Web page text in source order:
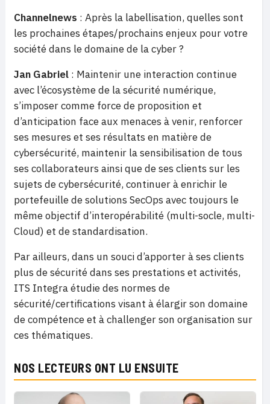
Channelnews : Après la labellisation, quelles sont
les prochaines étapes/prochains enjeux pour votre
société dans le domaine de la cyber ?
Jan Gabriel : Maintenir une interaction continue
avec l’écosystème de la sécurité numérique,
s’imposer comme force de proposition et
d’anticipation face aux menaces à venir, renforcer
ses mesures et ses résultats en matière de
cybersécurité, maintenir la sensibilisation de tous
ses collaborateurs ainsi que de ses clients sur les
sujets de cybersécurité, continuer à enrichir le
portefeuille de solutions SecOps avec toujours le
même objectif d’interopérabilité (multi-socle, multi-
Cloud) et de standardisation.
Par ailleurs, dans un souci d’apporter à ses clients
plus de sécurité dans ses prestations et activités,
ITS Integra étudie des normes de
sécurité/certifications visant à élargir son domaine
de compétence et à challenger son organisation sur
ces thématiques.
NOS LECTEURS ONT LU ENSUITE